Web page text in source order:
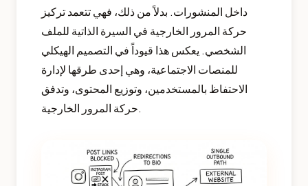
داخل المنشورات. بدلاً من ذلك، فهي تتعمد تركيز
حركة المرور الخارجية في السيرة الذاتية للملف
الشخصي. يعكس هذا قيوداً في التصميم الهيكلي
للمنصات الاجتماعية، وهي إحدى طرقها لإدارة
الاحتفاظ بالمستخدمين، وتوزيع المحتوى، وتدفق
حركة المرور الخارجية.